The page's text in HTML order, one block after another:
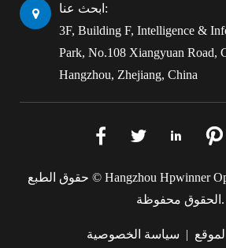
ابحث عنا:
3F, Building F, Intelligence &
Park, No.108 Xiangyuan Road,
Hangzhou, Zhejiang, China
   
حقوق الطبع © Hangzhou Hpwinner
الحقوق محفوظة.
| سياسة الخصوصية